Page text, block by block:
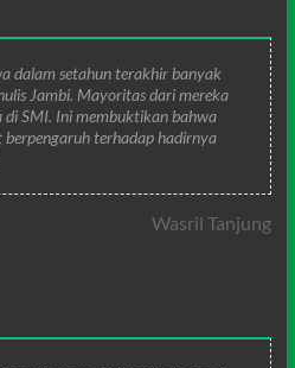
dalam setahun terakhir banyak
Jambi. Mayoritas dari mereka
SMI. Ini membuktikan bahwa
berpengaruh terhadap hadirnya
Wasril Tanjung